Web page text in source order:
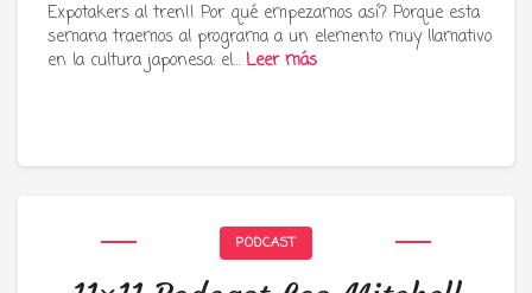
Expotakers al tren!! Por qué empezamos así? Porque esta
semana traemos al programa a un elemento muy llamativo
en la cultura japonesa: el… Leer más
PODCAST